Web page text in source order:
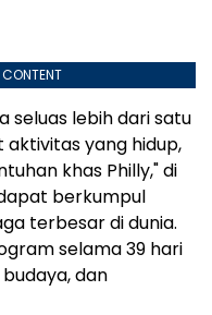
seluas lebih dari satu
aktivitas yang hidup,
khas Philly," di
berkumpul
terbesar di dunia.
selama 39 hari
dan